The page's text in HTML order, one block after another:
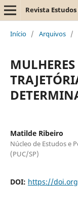
Revista
Início / Arquivos /
Matilde Ribeiro
Núcleo de Estudos e
(PUC/SP)
DOI: https://